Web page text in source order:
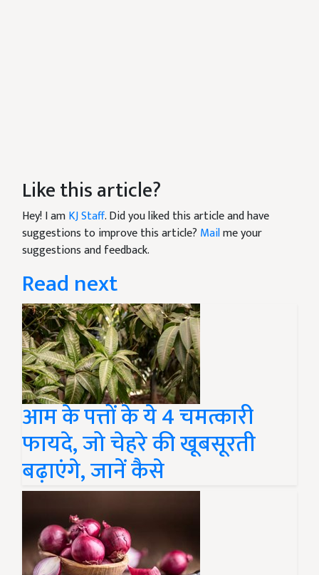
Like this article?
Hey! I amKJ Staff. Did you liked this article and have
suggestions to improve this article? Mailme your
suggestions and feedback.
Read next
आम के पत्तों के ये 4 चमत्कारी
फायदे, जो चेहरे की खूबसूरती
बढ़ाएंगे, जानें कैसे